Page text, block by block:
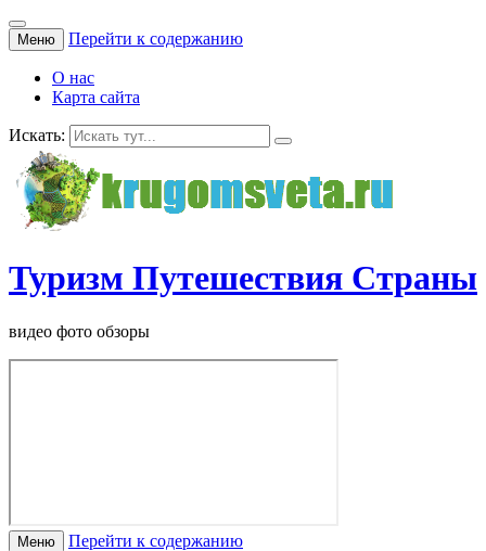
Меню Перейти к содержанию
О нас
Карта сайта
Искать:
Туризм Путешествия Страны
видео фото обзоры
Меню Перейти к содержанию